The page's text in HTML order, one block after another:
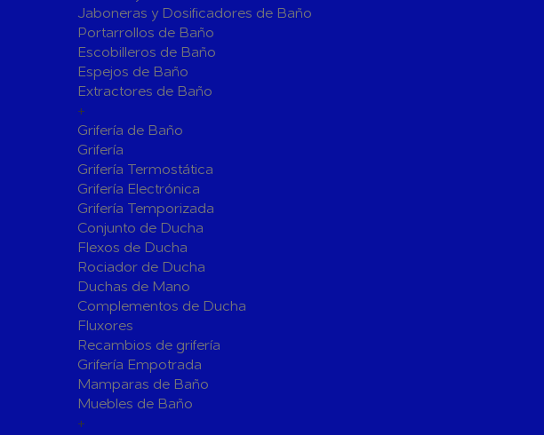
Sistemas de Energía Solar Fotovoltaica
Paneles
Accesorios
Fontanería
Accesorios para Instalación de Gas
Válvulas para Gas
Bombas
Bombas Sumergibles
Canalones Pluviales
Desagües
Válvulas de Desagüe
Accesorios para Desagüe
Fijaciones para Fontanería
Jaboneras y Dosificadores de Baño
Portarrollos de Baño
Escobilleros de Baño
Espejos de Baño
Extractores de Baño
+
Grifería de Baño
Grifería
Grifería Termostática
Grifería Electrónica
Grifería Temporizada
Conjunto de Ducha
Flexos de Ducha
Rociador de Ducha
Duchas de Mano
Complementos de Ducha
Fluxores
Recambios de grifería
Grifería Empotrada
Mamparas de Baño
Muebles de Baño
+